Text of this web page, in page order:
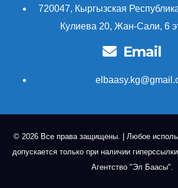
720047, Кыргызская
Кулиева 20, Жан-Сали, 6
Email
© 2026 Все права защищены.
Любое
допускается только при наличии
Агентство "Эл Баасы".